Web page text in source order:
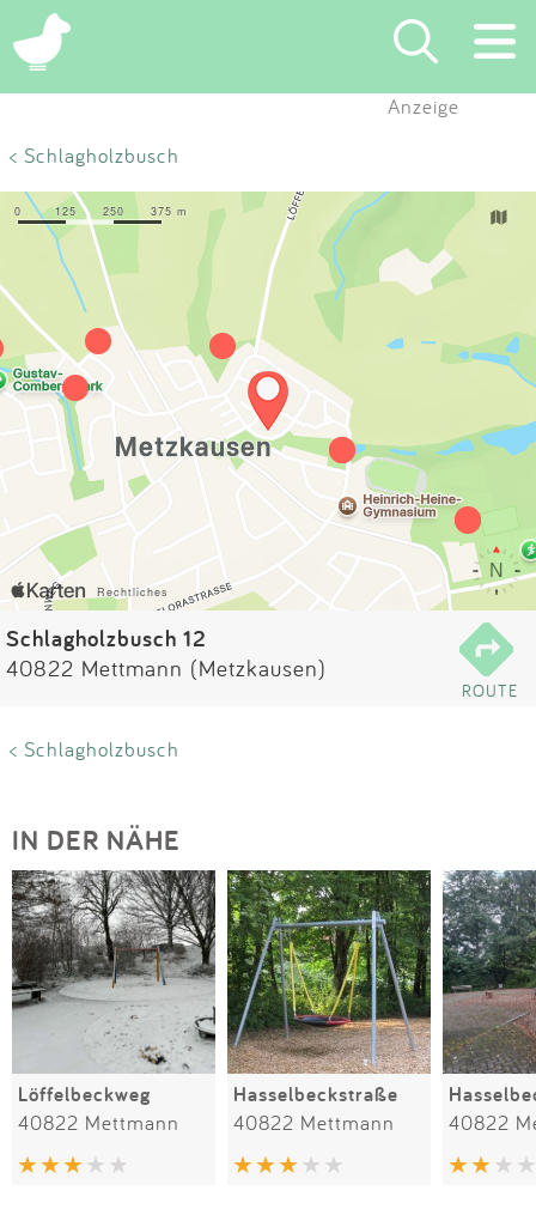
×
Eintragen
App
Blog
Partner
Kontakt
Impressum
Anmelden
Anzeige
< Schlagholzbusch
Schlagholzbusch 12
40822 Mettmann (Metzkausen)
ROUTE
< Schlagholzbusch
IN DER NÄHE
Löffelbeckweg
40822 Mettmann
Hasselbeckstraße
40822 Mettmann 40822